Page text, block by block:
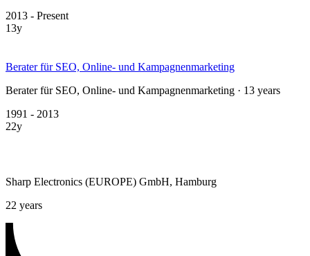
2013 - Present
13y
Berater für SEO, Online- und Kampagnenmarketing
Berater für SEO, Online- und Kampagnenmarketing · 13 years
1991 - 2013
22y
Sharp Electronics (EUROPE) GmbH, Hamburg
22 years